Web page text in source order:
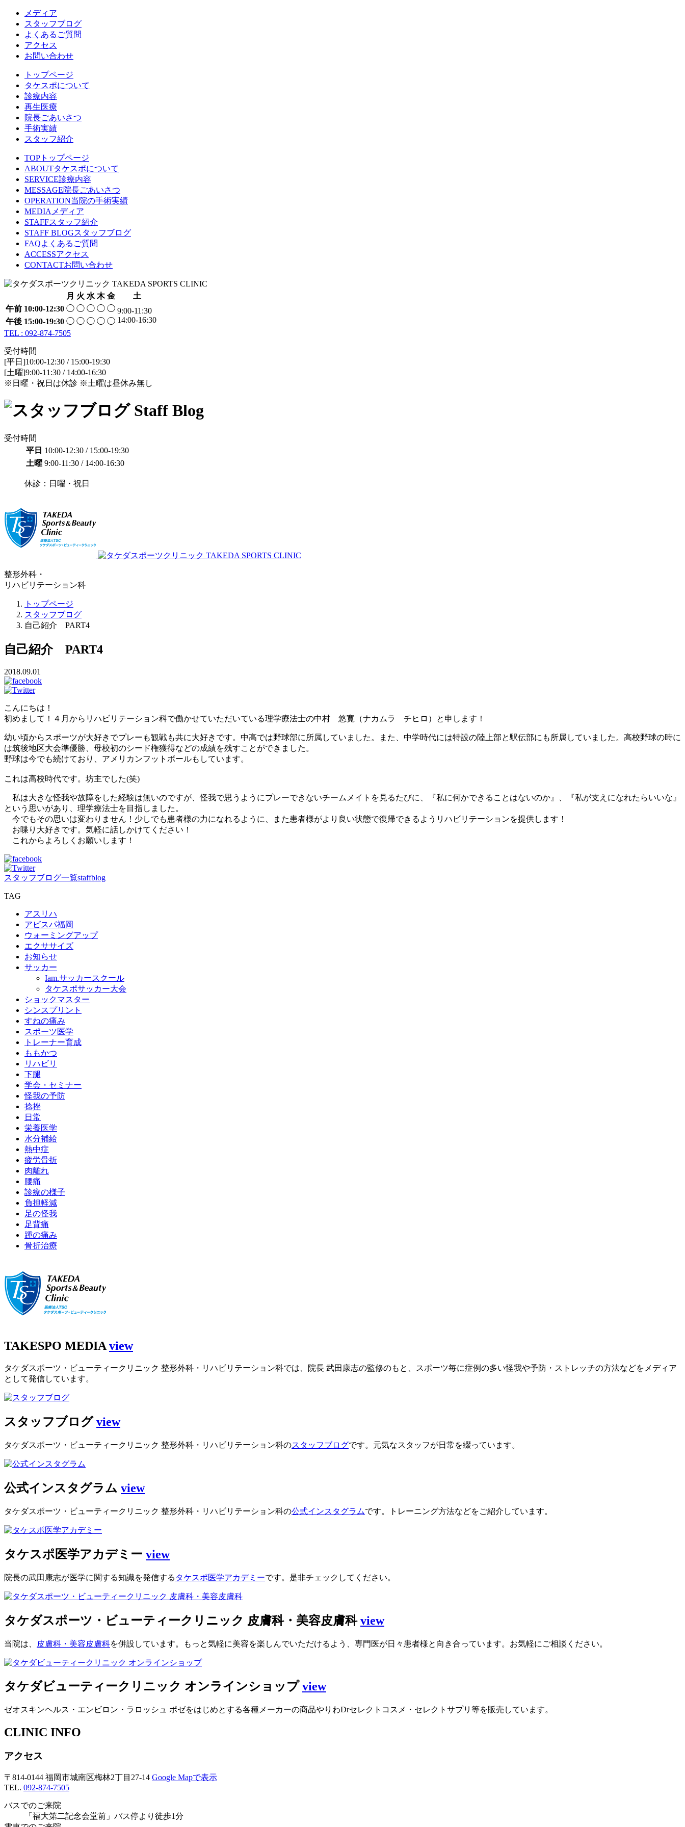
メディア
スタッフブログ
よくあるご質問
アクセス
お問い合わせ
トップページ
タケスポについて
診療内容
再生医療
院長ごあいさつ
手術実績
スタッフ紹介
TOP トップページ
ABOUTタケスポについて
SERVICE診療内容
MESSAGE院長ごあいさつ
OPERATION当院の手術実績
MEDIA メディア
STAFFスタッフ紹介
STAFF BLOGスタッフブログ
FAQよくあるご質問
ACCESSアクセス
CONTACTお問い合わせ
月 火 水 木 金
土
午前 10:00-12:30 ◯ ◯ ◯ ◯ ◯ 9:00-11:30
14:00-16:30
午後 15:00-19:30 ◯ ◯ ◯ ◯ ◯
TEL : 092-874-7505
受付時間
[平日]10:00-12:30 / 15:00-19:30
[土曜]9:00-11:30 / 14:00-16:30
※日曜・祝日は休診 ※土曜は昼休み無し
受付時間
平日 10:00-12:30 / 15:00-19:30
土曜 9:00-11:30 / 14:00-16:30
休診：日曜・祝日
整形外科・
リハビリテーション科
トップページ
スタッフブログ
自己紹介 PART4
自己紹介 PART4
2018.09.01
こんにちは！
初めまして！４月からリハビリテーション科で働かせていただいている理学療法士の中村 悠寛（ナカムラ チヒロ）と申します！
幼い頃からスポーツが大好きでプレーも観戦も共に大好きです。中高では野球部に所属していました。また、中学時代には特設の陸上部と駅伝部にも所属していました。高校野球の時に
は筑後地区大会準優勝、母校初のシード権獲得などの成績を残すことができました。
野球は今でも続けており、アメリカンフットボールもしています。
これは高校時代です。坊主でした(笑)
私は大きな怪我や故障をした経験は無いのですが、怪我で思うようにプレーできないチームメイトを見るたびに、『私に何かできることはないのか』、『私が支えになれたらいいな』
という思いがあり、理学療法士を目指しました。
今でもその思いは変わりません！少しでも患者様の力になれるように、また患者様がより良い状態で復帰できるようリハビリテーションを提供します！
お喋り大好きです。気軽に話しかけてください！
これからよろしくお願いします！
スタッフブログ一覧staffblog
TAG
アスリハ
アビスパ福岡
ウォーミングアップ
エクササイズ
お知らせ
サッカー
Iam.サッカースクール
タケスポサッカー大会
ショックマスター
シンスプリント
すねの痛み
スポーツ医学
トレーナー育成
ももかつ
リハビリ
下腿
学会・セミナー
怪我の予防
捻挫
日常
栄養医学
水分補給
熱中症
疲労骨折
肉離れ
腰痛
診療の様子
負担軽減
足の怪我
足背痛
踵の痛み
骨折治療
TAKESPO MEDIAview
タケダスポーツ・ビューティークリニック 整形外科・リハビリテーション科では、院長 武田康志の監修のもと、スポーツ毎に症例の多い怪我や予防・ストレッチの方法などをメディア
として発信しています。
スタッフブログview
タケダスポーツ・ビューティークリニック 整形外科・リハビリテーション科のスタッフブログです。元気なスタッフが日常を綴っています。
公式インスタグラム view
タケダスポーツ・ビューティークリニック 整形外科・リハビリテーション科の公式インスタグラムです。トレーニング方法などをご紹介しています。
タケスポ医学アカデミー view
院長の武田康志が医学に関する知識を発信する タケスポ医学アカデミーです。是非チェックしてください。
タケダスポーツ・ビューティークリニック 皮膚科・美容皮膚科view
当院は、 皮膚科・美容皮膚科を併設しています。もっと気軽に美容を楽しんでいただけるよう、専門医が日々患者様と向き合っています。お気軽にご相談ください。
タケダビューティークリニック オンラインショップview
ゼオスキンヘルス・エンビロン・ラロッシュ ポゼをはじめとする各種メーカーの商品やりわDrセレクトコスメ・セレクトサプリ等を販売しています。
CLINIC INFO
アクセス
〒814-0144 福岡市城南区梅林2丁目27-14 Google Mapで表示
TEL. 092-874-7505
バスでのご来院
「福大第二記念会堂前」バス停より徒歩1分